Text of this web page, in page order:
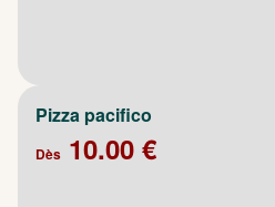
Pizza pacifico
Dès 10.00 €